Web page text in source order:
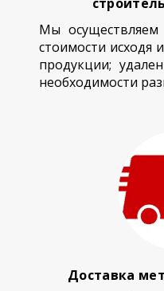
Мы осуществляем
стоимости исходя
продукции;
необходимости
Доставка